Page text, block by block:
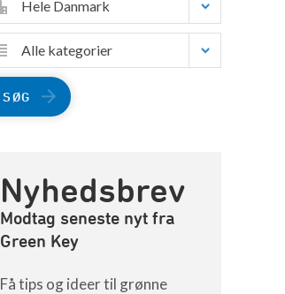
Hele Danmark
Alle kategorier
SØG
Nyhedsbrev
Modtag seneste nyt fra
Green Key
Få tips og ideer til grønne